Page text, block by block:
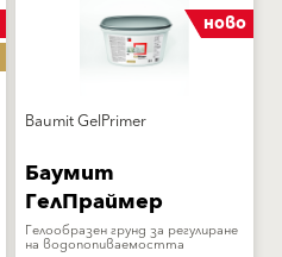
ново
Baumit GelPrimer
Баумит
ГелПраймер
Гелообразен грунд за регулиране
на водопопиваемостта